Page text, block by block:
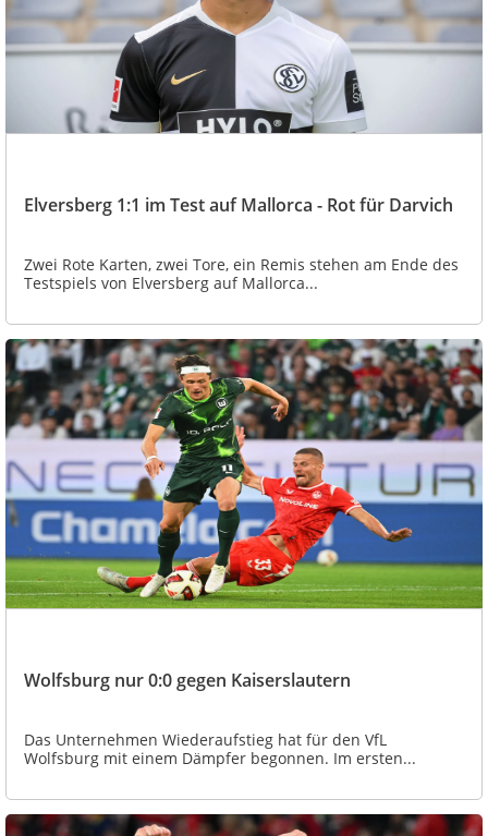
Elversberg 1:1 im Test auf Mallorca - Rot für Darvich
Zwei Rote Karten, zwei Tore, ein Remis stehen am Ende des
Testspiels von Elversberg auf Mallorca...
Wolfsburg nur 0:0 gegen Kaiserslautern
Das Unternehmen Wiederaufstieg hat für den VfL
Wolfsburg mit einem Dämpfer begonnen. Im ersten...